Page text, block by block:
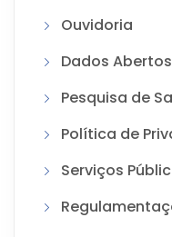
Ouvidoria
Dados Abertos
Pesquisa de
Política de
Serviços